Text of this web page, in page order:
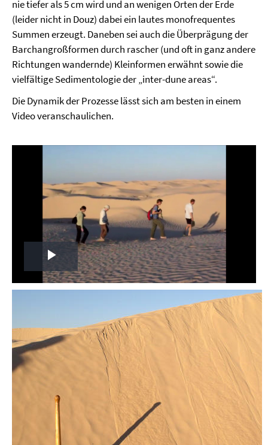
nie tiefer als 5 cm wird und an wenigen Orten der Erde
(leider nicht in Douz) dabei ein lautes monofrequentes
Summen erzeugt. Daneben sei auch die Überprägung der
Barchangroßformen durch rascher (und oft in ganz andere
Richtungen wandernde) Kleinformen erwähnt sowie die
vielfältige Sedimentologie der „inter-dune areas“.
Die Dynamik der Prozesse lässt sich am besten in einem
Video veranschaulichen.
Play
Video